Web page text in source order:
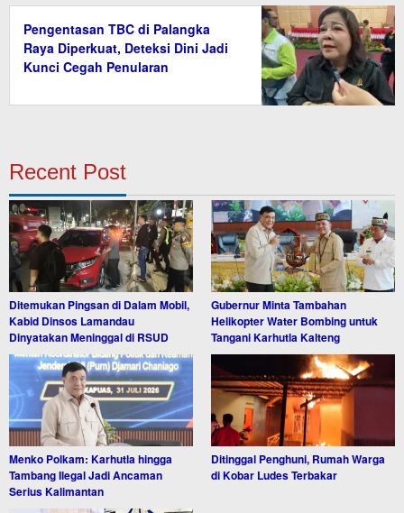
Pengentasan TBC di Palangka
Raya Diperkuat, Deteksi Dini Jadi
Kunci Cegah Penularan
Recent Post
Ditemukan Pingsan di Dalam Mobil,
Kabid Dinsos Lamandau
Dinyatakan Meninggal di RSUD
Gubernur Minta Tambahan
Helikopter Water Bombing untuk
Tangani Karhutla Kalteng
Menko Polkam: Karhutla hingga
Tambang Ilegal Jadi Ancaman
Serius Kalimantan
Ditinggal Penghuni, Rumah Warga
di Kobar Ludes Terbakar